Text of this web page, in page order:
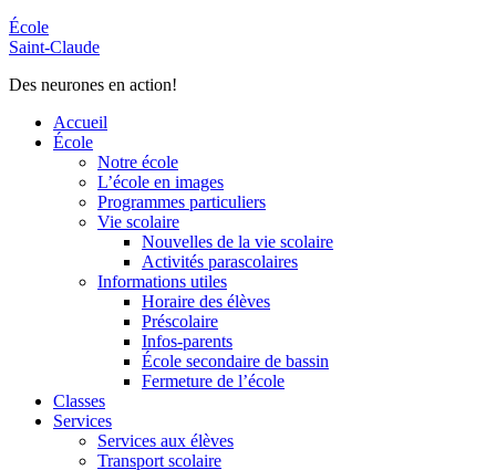
École
Saint-Claude
Des neurones en action!
Accueil
École
Notre école
L’école en images
Programmes particuliers
Vie scolaire
Nouvelles de la vie scolaire
Activités parascolaires
Informations utiles
Horaire des élèves
Préscolaire
Infos-parents
École secondaire de bassin
Fermeture de l’école
Classes
Services
Services aux élèves
Transport scolaire